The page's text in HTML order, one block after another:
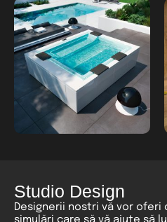
Studio Design
Designerii nostri vă vor